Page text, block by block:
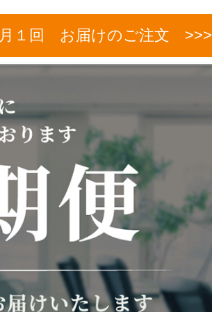
月１回 お届けのご注文 >>>